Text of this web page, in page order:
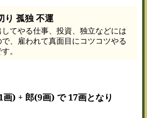
り 孤独 不運
てやる仕事、投資、独立などには
、雇われて真面目にコツコツやる
。
) + 郎(9画) で 17画となり